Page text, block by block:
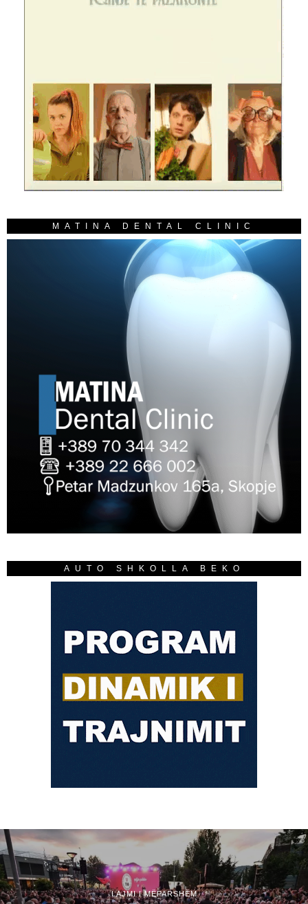
MATINA DENTAL CLINIC
AUTO SHKOLLA BEKO
LAJMI I MËPARSHËM